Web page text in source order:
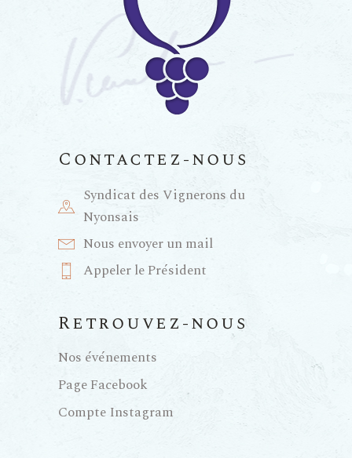
t
s
Contactez-nous
Syndicat des Vignerons du
Nyonsais
Nous envoyer un mail
Appeler le Président
Retrouvez-nous
Nos événements
Page Facebook
Compte Instagram